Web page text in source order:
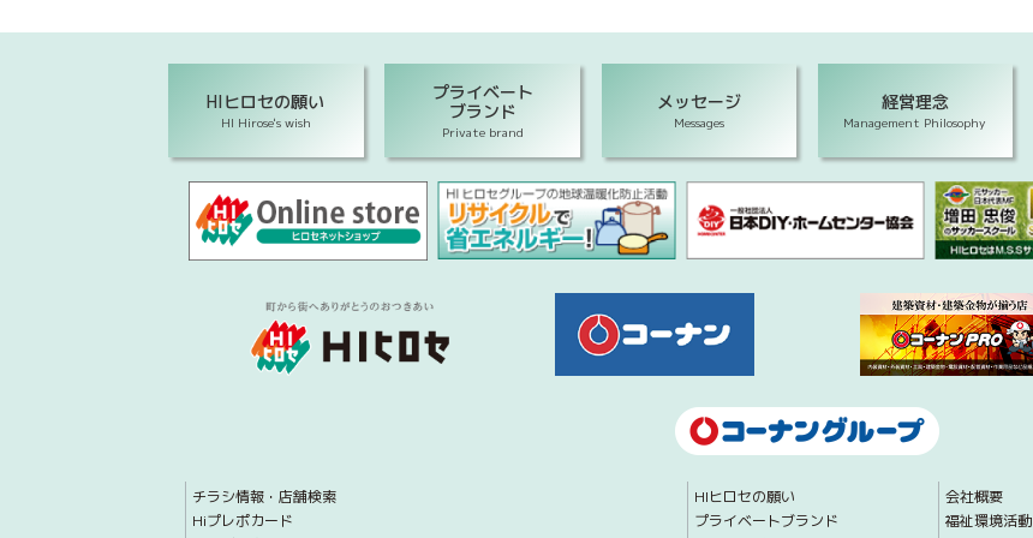
HIヒロセの願い
HI Hirose's wish
プライベート
ブランド
Private brand
メッセージ
Messages
経営理念
Management Philosophy
チラシ情報・店舗検索
Hiプレポカード
HIヒロセの願い
プライベートブランド
会社概要
福祉環境活動